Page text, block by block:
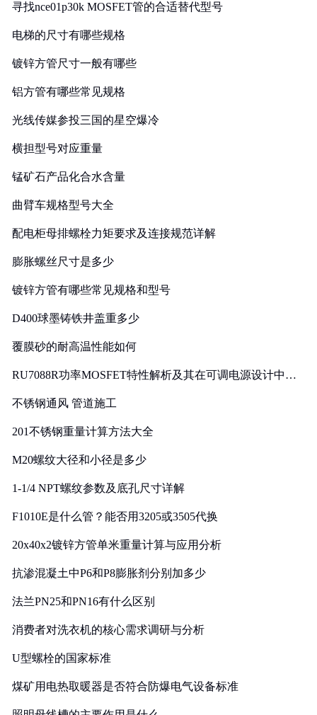
寻找nce01p30k MOSFET管的合适替代型号
电梯的尺寸有哪些规格
镀锌方管尺寸一般有哪些
铝方管有哪些常见规格
光线传媒参投三国的星空爆冷
横担型号对应重量
锰矿石产品化合水含量
曲臂车规格型号大全
配电柜母排螺栓力矩要求及连接规范详解
膨胀螺丝尺寸是多少
镀锌方管有哪些常见规格和型号
D400球墨铸铁井盖重多少
覆膜砂的耐高温性能如何
RU7088R功率MOSFET特性解析及其在可调电源设计中的
不锈钢通风 管道施工
201不锈钢重量计算方法大全
M20螺纹大径和小径是多少
1-1/4 NPT螺纹参数及底孔尺寸详解
F1010E是什么管？能否用3205或3505代换
20x40x2镀锌方管单米重量计算与应用分析
抗渗混凝土中P6和P8膨胀剂分别加多少
法兰PN25和PN16有什么区别
消费者对洗衣机的核心需求调研与分析
U型螺栓的国家标准
煤矿用电热取暖器是否符合防爆电气设备标准